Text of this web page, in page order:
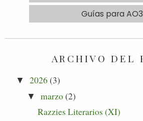
Guías para AO3
ARCHIVO DEL
▼ 2026(3)
▼ marzo(2)
Razzies Literarios (XI)